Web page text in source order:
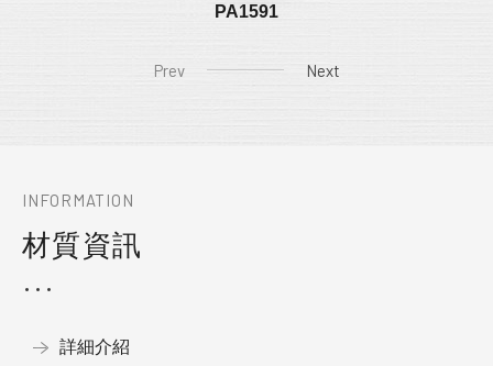
PA1591
Prev Next
INFORMATION
材質資訊
詳細介紹